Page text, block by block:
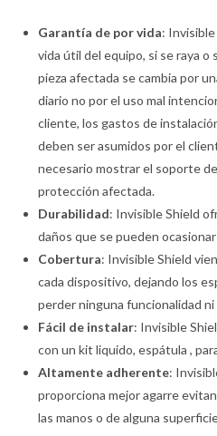
Garantía de por vida:
vida útil del equipo, si se raya o
pieza afectada se cambia por
diario no por el uso mal
cliente, los gastos de
deben ser asumidos por el
necesario mostrar el soporte
protección afectada.
Durabilidad: Invisible Shield
daños que se pueden
Cobertura: Invisible Shield
cada dispositivo, dejando los
perder ninguna funcionalidad
Fácil de instalar: Invisible
con un kit liquido, espátula ,
Altamente adherente:
proporciona mejor agarre
las manos o de alguna